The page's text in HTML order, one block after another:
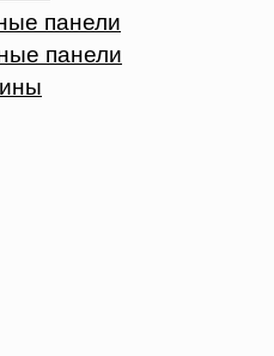
панели
панели